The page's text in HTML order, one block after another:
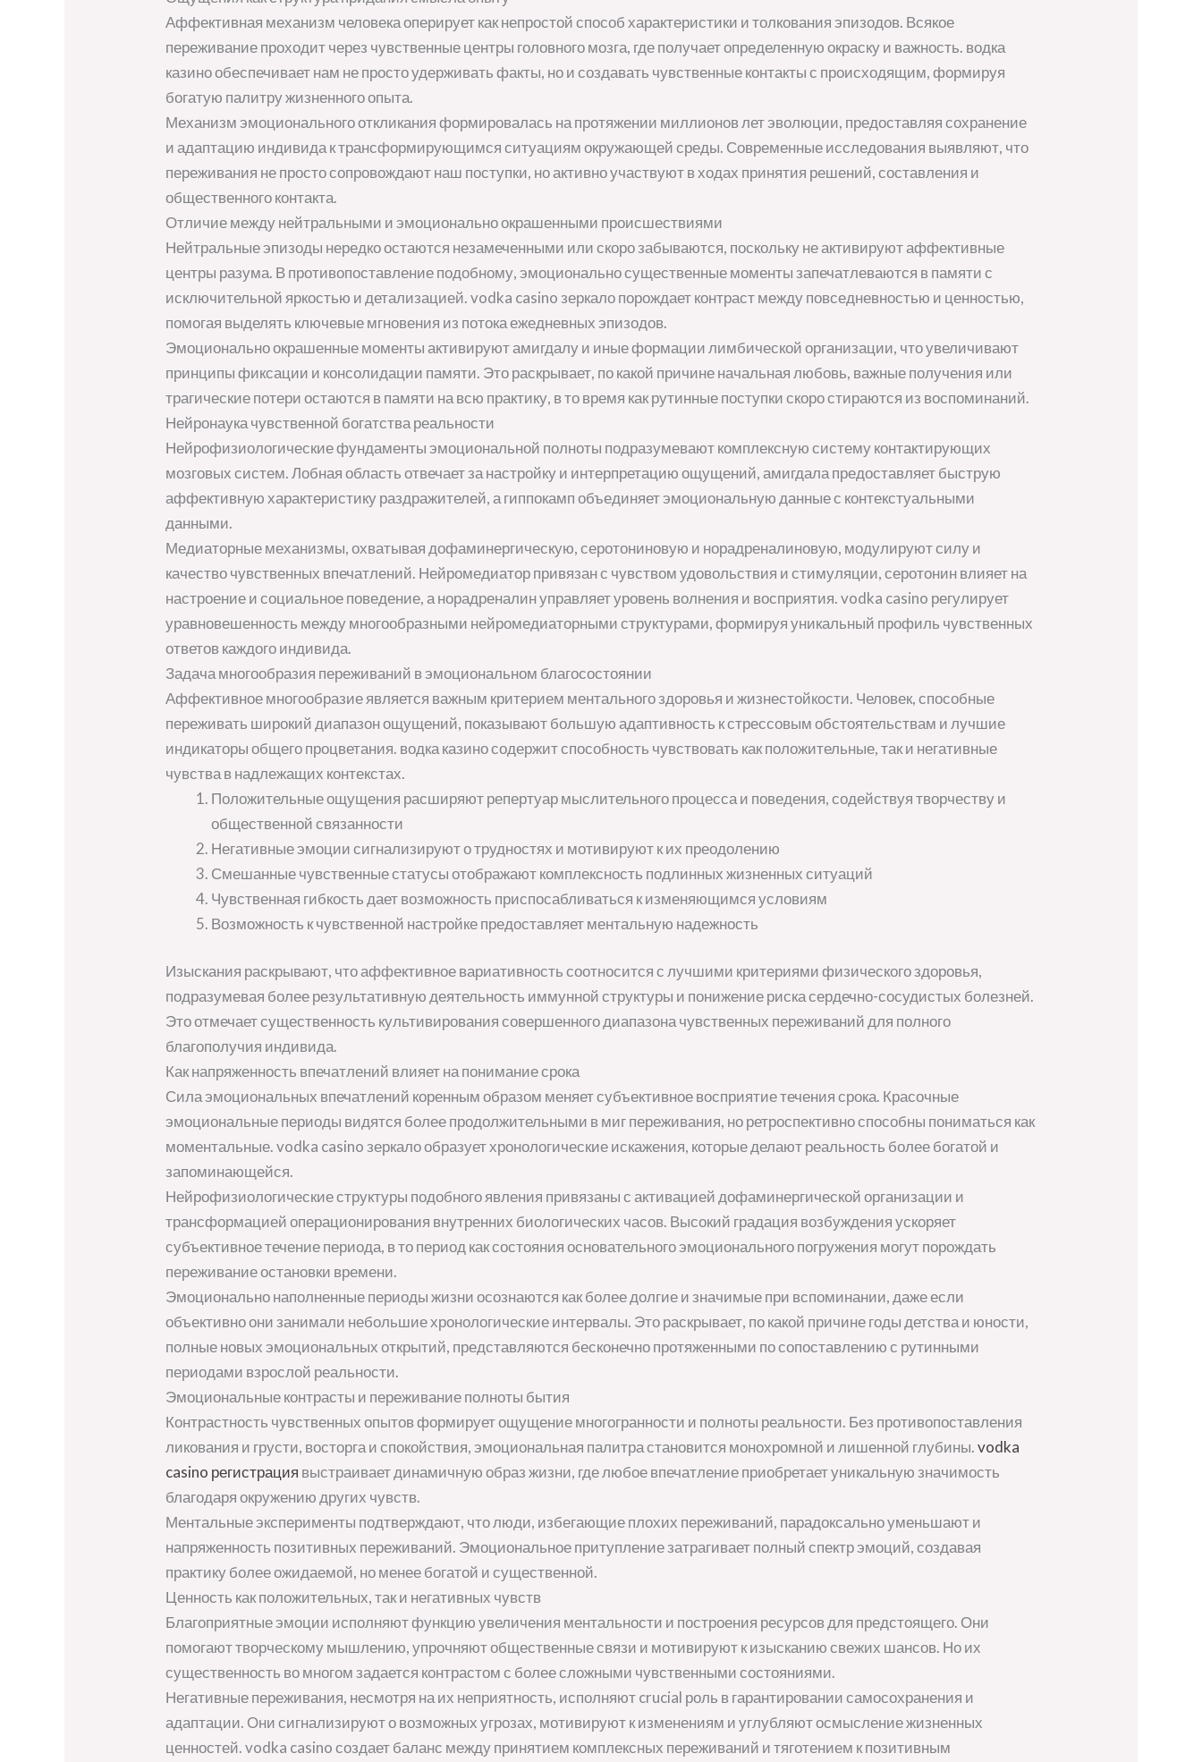
Аффективная механизм человека оперирует как непростой способ характеристики и толкования эпизодов. Всякое
переживание проходит через чувственные центры головного мозга, где получает определенную окраску и важность. водка
казино обеспечивает нам не просто удерживать факты, но и создавать чувственные контакты с происходящим, формируя
богатую палитру жизненного опыта.
Механизм эмоционального откликания формировалась на протяжении миллионов лет эволюции, предоставляя сохранение
и адаптацию индивида к трансформирующимся ситуациям окружающей среды. Современные исследования выявляют, что
переживания не просто сопровождают наш поступки, но активно участвуют в ходах принятия решений, составления и
общественного контакта.
Отличие между нейтральными и эмоционально окрашенными происшествиями
Нейтральные эпизоды нередко остаются незамеченными или скоро забываются, поскольку не активируют аффективные
центры разума. В противопоставление подобному, эмоционально существенные моменты запечатлеваются в памяти с
исключительной яркостью и детализацией. vodka casino зеркало порождает контраст между повседневностью и ценностью,
помогая выделять ключевые мгновения из потока ежедневных эпизодов.
Эмоционально окрашенные моменты активируют амигдалу и иные формации лимбической организации, что увеличивают
принципы фиксации и консолидации памяти. Это раскрывает, по какой причине начальная любовь, важные получения или
трагические потери остаются в памяти на всю практику, в то время как рутинные поступки скоро стираются из воспоминаний.
Нейронаука чувственной богатства реальности
Нейрофизиологические фундаменты эмоциональной полноты подразумевают комплексную систему контактирующих
мозговых систем. Лобная область отвечает за настройку и интерпретацию ощущений, амигдала предоставляет быструю
аффективную характеристику раздражителей, а гиппокамп объединяет эмоциональную данные с контекстуальными
данными.
Медиаторные механизмы, охватывая дофаминергическую, серотониновую и норадреналиновую, модулируют силу и
качество чувственных впечатлений. Нейромедиатор привязан с чувством удовольствия и стимуляции, серотонин влияет на
настроение и социальное поведение, а норадреналин управляет уровень волнения и восприятия. vodka casino регулирует
уравновешенность между многообразными нейромедиаторными структурами, формируя уникальный профиль чувственных
ответов каждого индивида.
Задача многообразия переживаний в эмоциональном благосостоянии
Аффективное многообразие является важным критерием ментального здоровья и жизнестойкости. Человек, способные
переживать широкий диапазон ощущений, показывают большую адаптивность к стрессовым обстоятельствам и лучшие
индикаторы общего процветания. водка казино содержит способность чувствовать как положительные, так и негативные
чувства в надлежащих контекстах.
Положительные ощущения расширяют репертуар мыслительного процесса и поведения, содействуя творчеству и
общественной связанности
Негативные эмоции сигнализируют о трудностях и мотивируют к их преодолению
Смешанные чувственные статусы отображают комплексность подлинных жизненных ситуаций
Чувственная гибкость дает возможность приспосабливаться к изменяющимся условиям
Возможность к чувственной настройке предоставляет ментальную надежность
Изыскания раскрывают, что аффективное вариативность соотносится с лучшими критериями физического здоровья,
подразумевая более результативную деятельность иммунной структуры и понижение риска сердечно-сосудистых болезней.
Это отмечает существенность культивирования совершенного диапазона чувственных переживаний для полного
благополучия индивида.
Как напряженность впечатлений влияет на понимание срока
Сила эмоциональных впечатлений коренным образом меняет субъективное восприятие течения срока. Красочные
эмоциональные периоды видятся более продолжительными в миг переживания, но ретроспективно способны пониматься как
моментальные. vodka casino зеркало образует хронологические искажения, которые делают реальность более богатой и
запоминающейся.
Нейрофизиологические структуры подобного явления привязаны с активацией дофаминергической организации и
трансформацией операционирования внутренних биологических часов. Высокий градация возбуждения ускоряет
субъективное течение периода, в то период как состояния основательного эмоционального погружения могут порождать
переживание остановки времени.
Эмоционально наполненные периоды жизни осознаются как более долгие и значимые при вспоминании, даже если
объективно они занимали небольшие хронологические интервалы. Это раскрывает, по какой причине годы детства и юности,
полные новых эмоциональных открытий, представляются бесконечно протяженными по сопоставлению с рутинными
периодами взрослой реальности.
Эмоциональные контрасты и переживание полноты бытия
Контрастность чувственных опытов формирует ощущение многогранности и полноты реальности. Без противопоставления
ликования и грусти, восторга и спокойствия, эмоциональная палитра становится монохромной и лишенной глубины.vodka
casino регистрация выстраивает динамичную образ жизни, где любое впечатление приобретает уникальную значимость
благодаря окружению других чувств.
Ментальные эксперименты подтверждают, что люди, избегающие плохих переживаний, парадоксально уменьшают и
напряженность позитивных переживаний. Эмоциональное притупление затрагивает полный спектр эмоций, создавая
практику более ожидаемой, но менее богатой и существенной.
Ценность как положительных, так и негативных чувств
Благоприятные эмоции исполняют функцию увеличения ментальности и построения ресурсов для предстоящего. Они
помогают творческому мышлению, упрочняют общественные связи и мотивируют к изысканию свежих шансов. Но их
существенность во многом задается контрастом с более сложными чувственными состояниями.
Негативные переживания, несмотря на их неприятность, исполняют crucial роль в гарантировании самосохранения и
адаптации. Они сигнализируют о возможных угрозах, мотивируют к изменениям и углубляют осмысление жизненных
ценностей. vodka casino создает баланс между принятием комплексных переживаний и тяготением к позитивным